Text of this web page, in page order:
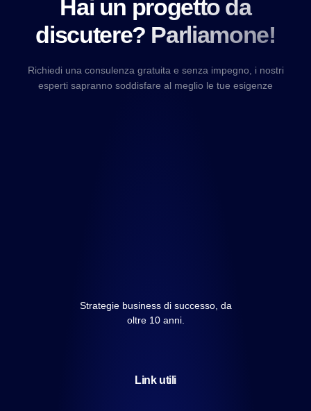
Hai un progetto da
discutere? Parliamone!
Richiedi una consulenza gratuita e senza impegno, i nostri
esperti sapranno soddisfare al meglio le tue esigenze
Strategie business di successo, da
oltre 10 anni.
Link utili